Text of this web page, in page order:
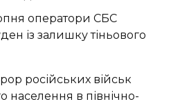
оператори СБС
із залишку тіньового
російських військ
населення в північно-